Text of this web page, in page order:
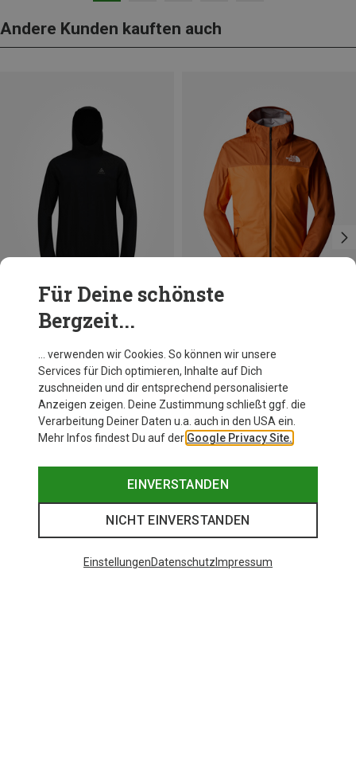
Andere Kunden kauften auch
Du sparst 33%
The North Face
CHF 299.95
Für Deine schönste
Bergzeit...
… verwenden wir Cookies. So können wir unsere
Services für Dich optimieren, Inhalte auf Dich
zuschneiden und dir entsprechend personalisierte
Anzeigen zeigen. Deine Zustimmung schließt ggf. die
Verarbeitung Deiner Daten u.a. auch in den USA ein.
Mehr Infos findest Du auf der Google Privacy Site.
EINVERSTANDEN
NICHT EINVERSTANDEN
EinstellungenDatenschutz Impressum